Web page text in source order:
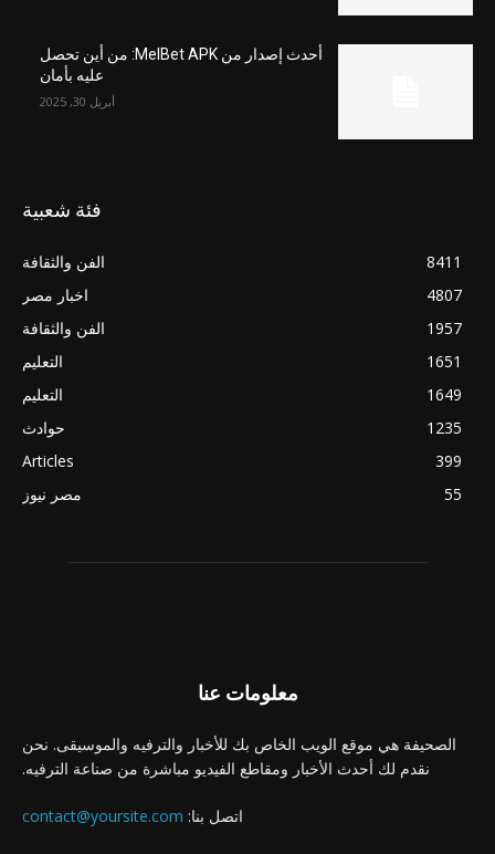
أحدث إصدار من MelBet APK: من أين تحصل
عليه بأمان
أبريل 30, 2025
فئة شعبية
الفن والثقافة
8411
اخبار مصر
4807
الفن والثقافة
1957
التعليم
1651
التعليم
1649
حوادث
1235
Articles
399
مصر نيوز
55
معلومات عنا
الصحيفة هي موقع الويب الخاص بك للأخبار والترفيه والموسيقى. نحن
نقدم لك أحدث الأخبار ومقاطع الفيديو مباشرة من صناعة الترفيه.
اتصل بنا: contact@yoursite.com